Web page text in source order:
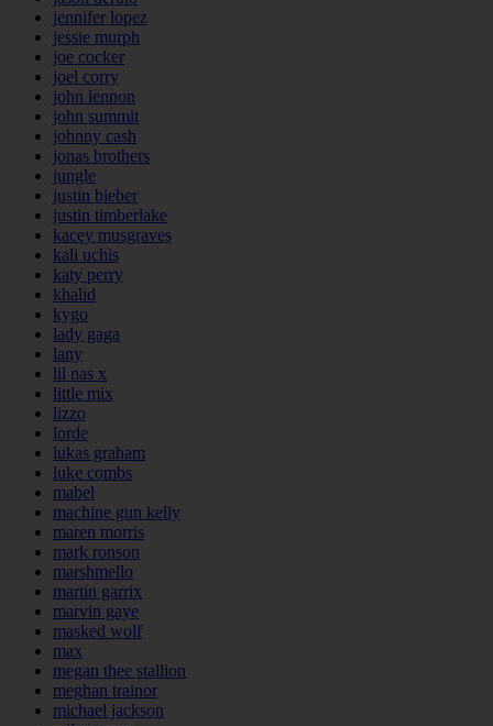
jennifer lopez
jessie murph
joe cocker
joel corry
john lennon
john summit
johnny cash
jonas brothers
jungle
justin bieber
justin timberlake
kacey musgraves
kali uchis
katy perry
khalid
kygo
lady gaga
lany
lil nas x
little mix
lizzo
lorde
lukas graham
luke combs
mabel
machine gun kelly
maren morris
mark ronson
marshmello
martin garrix
marvin gaye
masked wolf
max
megan thee stallion
meghan trainor
michael jackson